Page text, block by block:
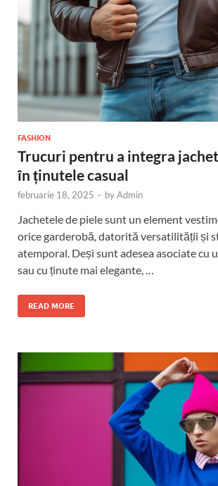
FASHION
Trucuri pentru a integra
în ținutele casual
februarie 18, 2025 - byAdmin
Jachetele de piele sunt un element
orice garderobă, datorită versatilității și
atemporal. Deși sunt adesea asociate cu
sau cu ținute mai elegante, …
READ MORE